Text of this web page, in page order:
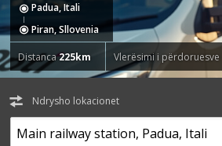
Padua, Itali
Piran, Sllovenia
Distanca225km Vlerësimi i përdoruesve
Ndrysho lokacionet